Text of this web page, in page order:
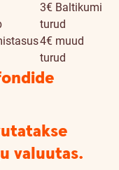
3€ Baltikumi
turud
4€ muud
turud
valuutas.